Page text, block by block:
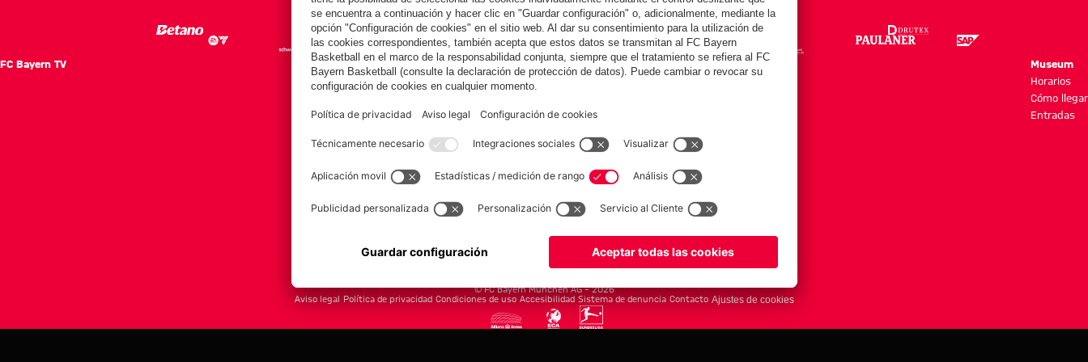
FC Bayern TV
FC Bayern.com
Noticias
Club
Online Store
Rebajas %
Museum
Horarios
Cómo llegar
Entradas
© FC Bayern München AG – 2026
Aviso legal Política de privacidad Condiciones de uso Accesibilidad Sistema de denuncia Contacto Ajustes de cookies